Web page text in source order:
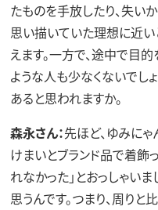
たものを手放したり、失い
思い描いていた理想に近い
えます。一方で、途中で目
ような人も少なくないでし
あると思われますか。
森永さん：先ほど、ゆみに
けまいとブランド品で着飾
れなかった」とおっしゃい
思うんです。つまり、周り